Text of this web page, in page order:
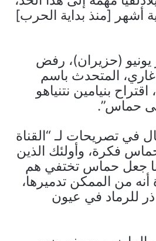
أشهر [منذ بداية الحرب]
(حزيران)، رفض
المتحدث باسم
بنيامين نتنياهو
حماس”.
في تصريحات لـ “القناة
“حماس فكرة، وأولئك الذين
جعل حماس تختفي هم
من الممكن تدميرها،
للرماد في عيون